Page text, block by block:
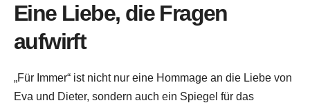
Eine Liebe, die Fragen
aufwirft
„Für Immer“ ist nicht nur eine Hommage an die Liebe von
Eva und Dieter, sondern auch ein Spiegel für das